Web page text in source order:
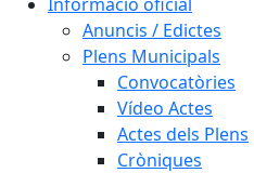
Anuncis / Edictes
Plens Municipals
Convocatòries
Vídeo Actes
Actes dels Plens
Cròniques